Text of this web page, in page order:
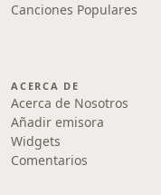
Canciones Populares
ACERCA DE
Acerca de Nosotros
Añadir emisora
Widgets
Comentarios